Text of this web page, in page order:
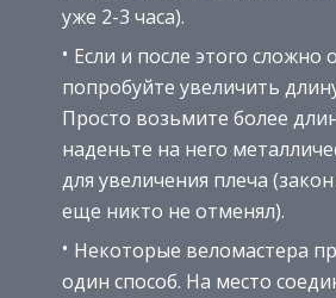
уже 2-3 часа).
Если и после этого сложно
попробуйте увеличить
Просто возьмите более
наденьте на него
для увеличения плеча
еще никто не отменял).
Некоторые веломастера
один способ. На место